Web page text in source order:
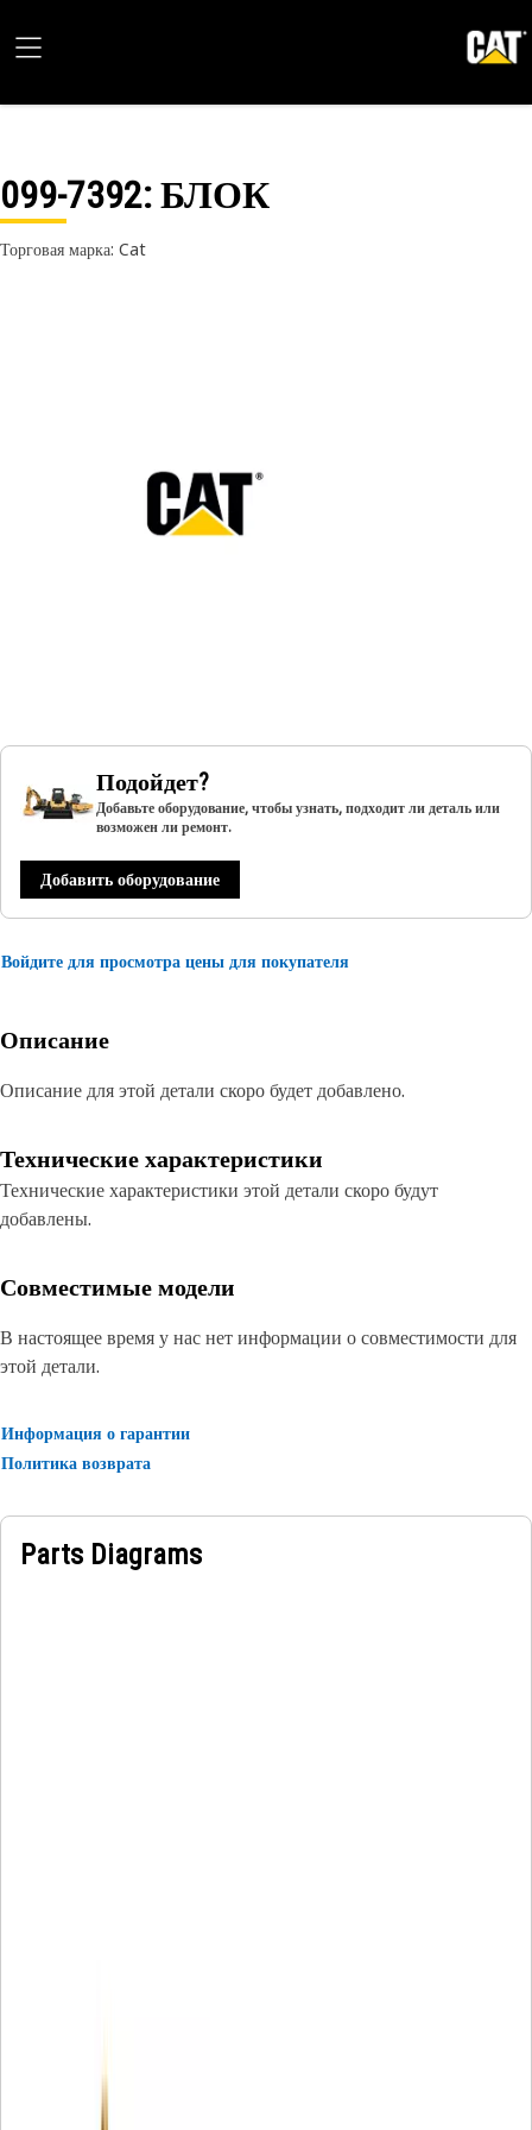
099-7392: БЛОК
Торговая марка: Cat
Подойдет?
Добавьте оборудование, чтобы узнать, подходит ли деталь или
возможен ли ремонт.
Добавить оборудование
Войдите для просмотра цены для покупателя
Описание
Описание для этой детали скоро будет добавлено.
Технические характеристики
Технические характеристики этой детали скоро будут
добавлены.
Совместимые модели
В настоящее время у нас нет информации о совместимости для
этой детали.
Информация о гарантии
Политика возврата
Parts Diagrams